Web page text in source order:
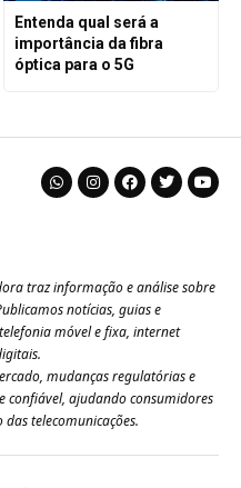
Entenda qual será a
importância da fibra
óptica para o 5G
traz informação e análise sobre
notícias, guias e
móvel e fixa, internet
mudanças regulatórias e
confiável, ajudando consumidores
telecomunicações.